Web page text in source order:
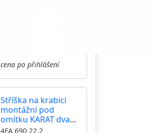
cena po přihlášení
Stříška na krabici
montážní pod
omítku KARAT dva
moduly vertikální
4FA 690 22.2